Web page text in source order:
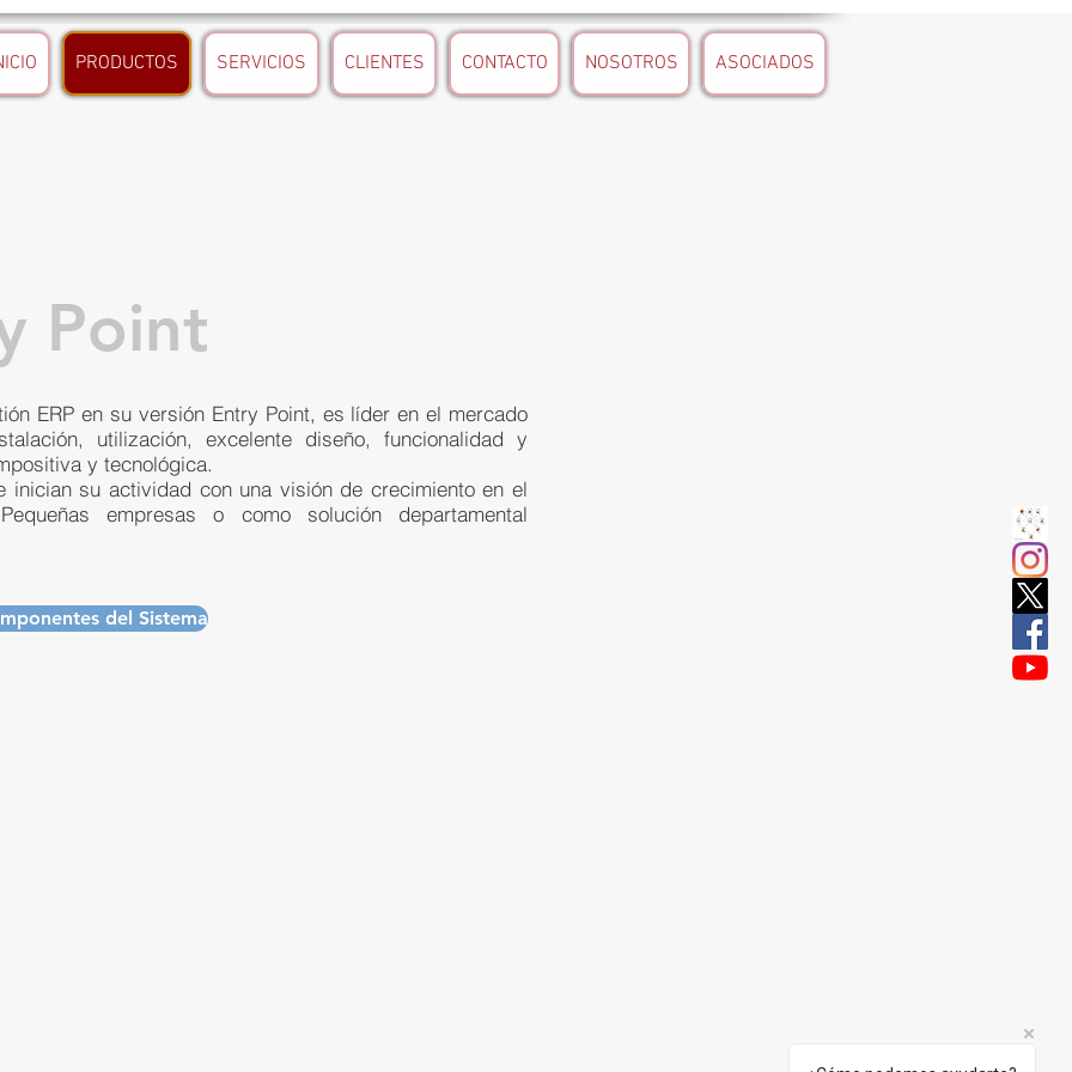
PRODUCTOS SERVICIOS CLIENTES CONTACTO NOSOTROS ASOCIADOS
Point
ERP en su versión Entry Point, es líder en el mercado
utilización, excelente diseño, funcionalidad y
y tecnológica.
inician su actividad con una visión de crecimiento en el
empresas o como solución departamental
del Sistema